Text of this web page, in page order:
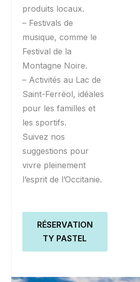
produits locaux.
– Festivals de
musique, comme le
Festival de la
Montagne Noire.
– Activités au Lac de
Saint-Ferréol, idéales
pour les familles et
les sportifs.
Suivez nos
suggestions pour
vivre pleinement
l’esprit de l’Occitanie.
RÉSERVATION
TY PASTEL